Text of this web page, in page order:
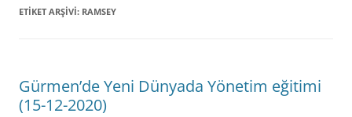
ETIKET ARŞIVI: RAMSEY
Gürmen’de Yeni Dünyada Yönetim eğitimi
(15-12-2020)